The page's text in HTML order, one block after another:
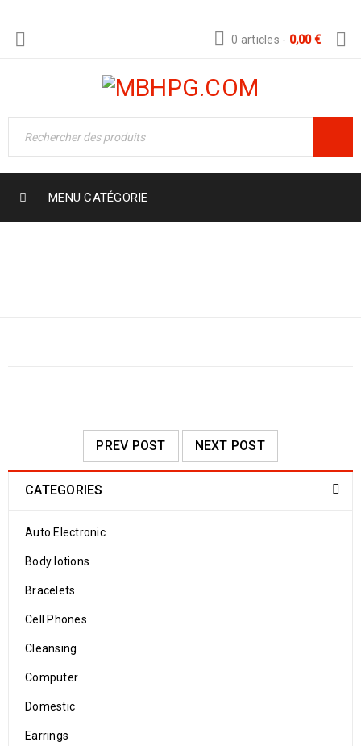
0 articles - 0,00€
MENU CATÉGORIE
PREV POST NEXT POST
CATEGORIES
Auto Electronic
Body lotions
Bracelets
Cell Phones
Cleansing
Computer
Domestic
Earrings